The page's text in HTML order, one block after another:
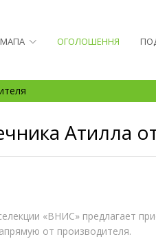
МАПА ОГОЛОШЕННЯ
Атилла
«ВНИС» предлагает
от производителя.